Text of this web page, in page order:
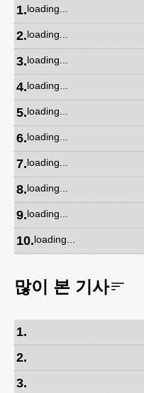
1.loading...
2.loading...
3.loading...
4.loading...
5.loading...
6.loading...
7.loading...
8.loading...
9.loading...
10.loading...
많이 본 기사
1.
2.
3.